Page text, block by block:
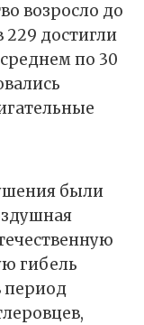
возросло до
229 достигли
по 30
были
гибель
период